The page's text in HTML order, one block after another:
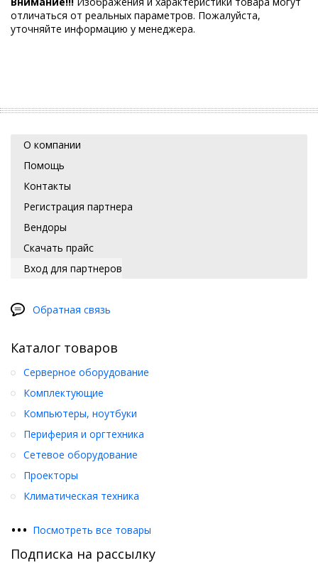
отличаться от реальных параметров. Пожалуйста,
уточняйте информацию у менеджера.
О компании
Помощь
Контакты
Регистрация партнера
Вендоры
Скачать прайс
Вход для партнеров
Обратная связь
Каталог товаров
Серверное оборудование
Комплектующие
Компьютеры, ноутбуки
Периферия и оргтехника
Сетевое оборудование
Проекторы
Климатическая техника
••• Посмотреть все товары
Подписка на рассылку